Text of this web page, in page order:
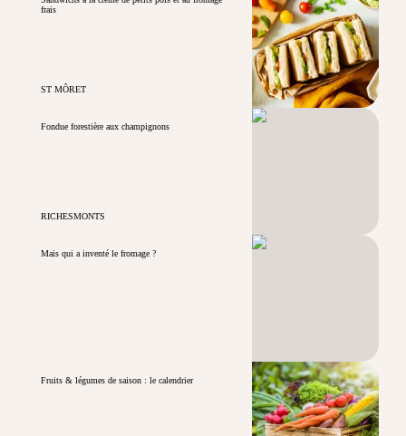
frais
ST MÔRET
Fondue forestière aux champignons
RICHESMONTS
Mais qui a inventé le fromage ?
Fruits & légumes de saison : le calendrier